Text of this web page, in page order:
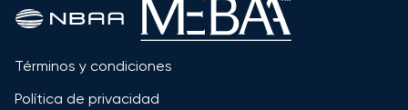
Términos y condiciones
Política de privacidad